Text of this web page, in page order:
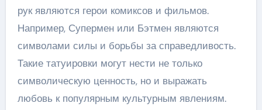
рук являются герои комиксов и фильмов.
Например, Супермен или Бэтмен являются
символами силы и борьбы за справедливость.
Такие татуировки могут нести не только
символическую ценность, но и выражать
любовь к популярным культурным явлениям.